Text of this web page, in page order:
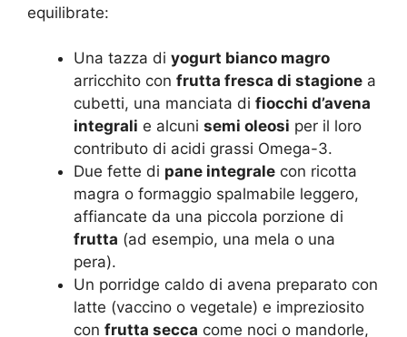
equilibrate:
Una tazza di yogurt bianco magro
arricchito con frutta fresca di stagione a
cubetti, una manciata di fiocchi d’avena
integrali e alcuni semi oleosi per il loro
contributo di acidi grassi Omega-3.
Due fette di pane integrale con ricotta
magra o formaggio spalmabile leggero,
affiancate da una piccola porzione di
frutta (ad esempio, una mela o una
pera).
Un porridge caldo di avena preparato con
latte (vaccino o vegetale) e impreziosito
con frutta secca come noci o mandorle,